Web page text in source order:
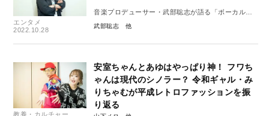
エンタメ
2022.10.28
音楽プロデューサー・武部聡志が語る「ボーカル」
の魅力
武部聡志
教養・カルチャー
安室ちゃんとあゆはやっぱり神！ フワち
ゃんは現代のシノラー？ 令和ギャル・み
りちゃむが平成レトロファッションを振
り返る